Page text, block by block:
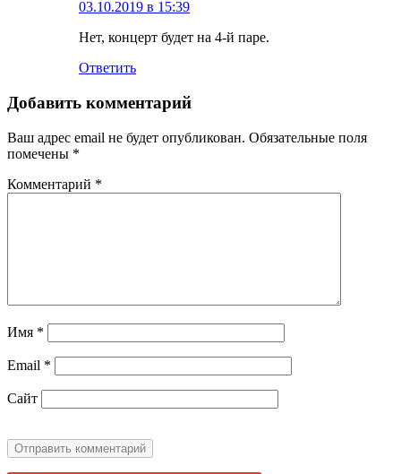
03.10.2019 в 15:39
Нет, концерт будет на 4-й паре.
Ответить
Добавить комментарий
Ваш адрес email не будет опубликован. Обязательные поля
помечены *
Комментарий *
Имя *
Email *
Сайт